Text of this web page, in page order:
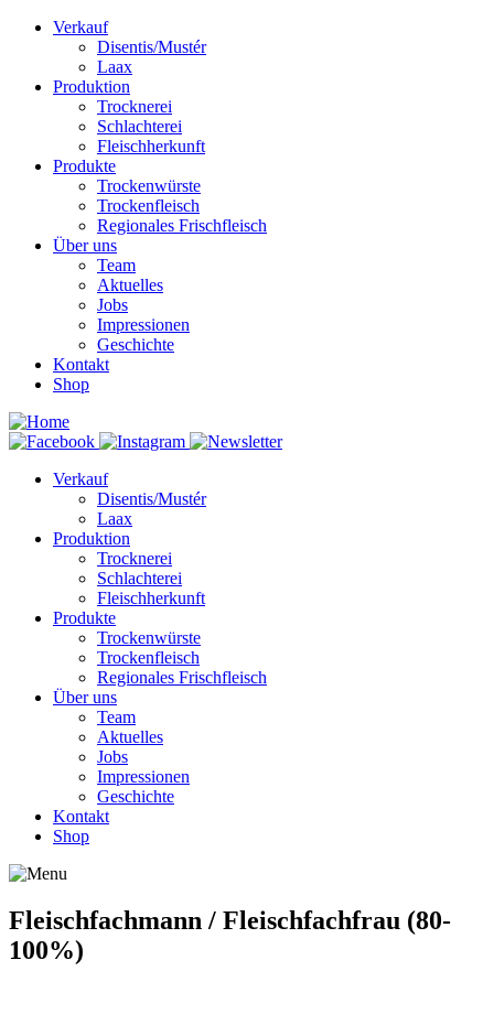
Verkauf
Disentis/Mustér
Laax
Produktion
Trocknerei
Schlachterei
Fleischherkunft
Produkte
Trockenwürste
Trockenfleisch
Regionales Frischfleisch
Über uns
Team
Aktuelles
Jobs
Impressionen
Geschichte
Kontakt
Shop
Verkauf
Disentis/Mustér
Laax
Produktion
Trocknerei
Schlachterei
Fleischherkunft
Produkte
Trockenwürste
Trockenfleisch
Regionales Frischfleisch
Über uns
Team
Aktuelles
Jobs
Impressionen
Geschichte
Kontakt
Shop
Fleischfachmann / Fleischfachfrau (80-
100%)